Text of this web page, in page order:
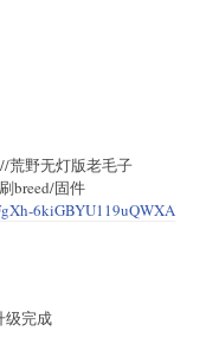
荒野无灯版老毛子
breed/固件
6kiGBYU119uQWXA
级完成